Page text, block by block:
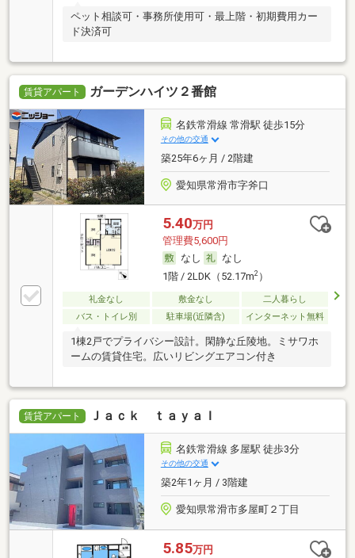
ペット相談可・事務所使用可・最上階・初期費用カー
ド決済可
賃貸アパート ガーデンハイツ２番館
名鉄常滑線 常滑駅 徒歩15分
その他の交通
築25年6ヶ月 / 2階建
愛知県常滑市字斧口
5.40万円
管理費5,600円
なし
なし
1階 / 2LDK（52.17m2）
礼金なし 敷金なし
二人暮らし
バス・トイレ別
駐車場(近隣含) インターネット無料
1棟2戸でプライバシー設計。閑静な丘陵地。ミサワホ
ームの賃貸住宅。広いリビングエアコン付き
賃貸アパート Ｊａｃｋ ｔａｙａＩ
名鉄常滑線 多屋駅 徒歩3分
その他の交通
築2年1ヶ月 / 3階建
愛知県常滑市多屋町２丁目
5.85万円